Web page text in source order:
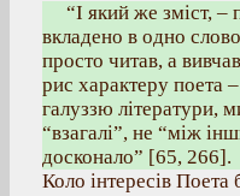
“І який же зміст,
вкладено в одно
просто читав, а
рис характеру поета
галуззю літератури,
“взагалі”, не “між
досконало” [65, 266].
Коло інтересів